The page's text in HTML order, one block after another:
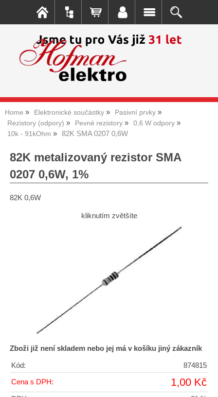
Home Elektronické součástky
Pasivní prvky
Rezistory (odpory)
Pevné rezistory
0,6 W odpory
10k - 91kOhm
82K SMA 0207 0,6W
82K metalizovaný rezistor SMA
0207 0,6W, 1%
82K 0,6W
kliknutím zvětšíte
Zboži již není skladem nebo jej má v košíku jiný zákazník
Kód: 874815
Cena s DPH: 1,00 Kč